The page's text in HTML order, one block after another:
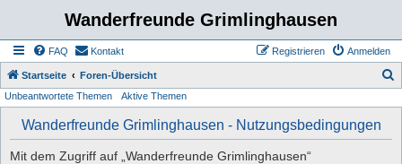
Wanderfreunde Grimlinghausen
FAQ Kontakt Anmelden
Registrieren
Startseite Foren-Übersicht
Unbeantwortete Themen Aktive Themen
Wanderfreunde Grimlinghausen - Nutzungsbedingungen
Mit dem Zugriff auf „Wanderfreunde Grimlinghausen“